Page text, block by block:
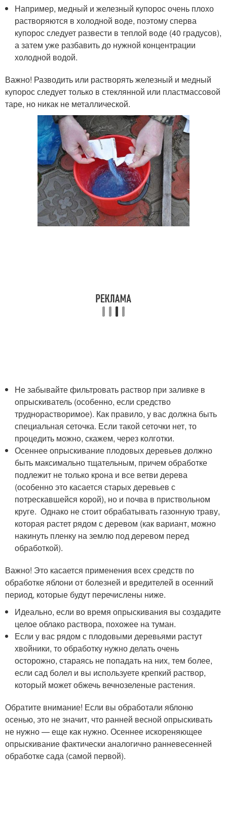
Например, медный и железный купорос очень плохо
растворяются в холодной воде, поэтому сперва
купорос следует развести в теплой воде (40 градусов),
а затем уже разбавить до нужной концентрации
холодной водой.
Важно! Разводить или растворять железный и медный
купорос следует только в стеклянной или пластмассовой
таре, но никак не металлической.
Не забывайте фильтровать раствор при заливке в
опрыскиватель (особенно, если средство
труднорастворимое). Как правило, у вас должна быть
специальная сеточка. Если такой сеточки нет, то
процедить можно, скажем, через колготки.
Осеннее опрыскивание плодовых деревьев должно
быть максимально тщательным, причем обработке
подлежит не только крона и все ветви дерева
(особенно это касается старых деревьев с
потрескавшейся корой), но и почва в приствольном
круге. Однако не стоит обрабатывать газонную траву,
которая растет рядом с деревом (как вариант, можно
накинуть пленку на землю под деревом перед
обработкой).
Важно! Это касается применения всех средств по
обработке яблони от болезней и вредителей в осенний
период, которые будут перечислены ниже.
Идеально, если во время опрыскивания вы создадите
целое облако раствора, похожее на туман.
Если у вас рядом с плодовыми деревьями растут
хвойники, то обработку нужно делать очень
осторожно, стараясь не попадать на них, тем более,
если сад болел и вы используете крепкий раствор,
который может обжечь вечнозеленые растения.
Обратите внимание! Если вы обработали яблоню
осенью, это не значит, что ранней весной опрыскивать
не нужно — еще как нужно. Осеннее искореняющее
опрыскивание фактически аналогично ранневесенней
обработке сада (самой первой).